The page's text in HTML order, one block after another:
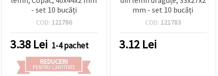
- set 10 bucăți
COD: 121786
3.38 Lei 1-4 pachet
REDUCERI
PENTRU CANTITATE
mm - set 10 bucăți
COD: 121783
3.12 Lei